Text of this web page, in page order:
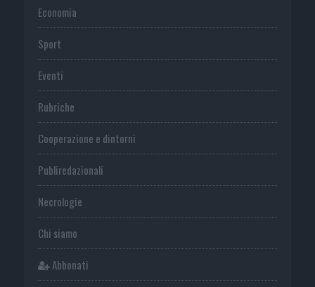
Economia
Sport
Eventi
Rubriche
Cooperazione e dintorni
Publiredazionali
Necrologie
Chi siamo
Abbonati